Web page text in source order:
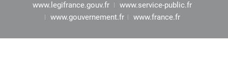
www.legifrance.gouv.fr
www.service-public.fr
www.gouvernement.fr
www.france.fr